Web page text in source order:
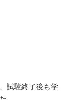
試験終了後も学